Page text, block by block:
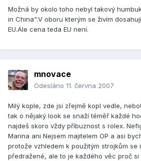
Možná by okolo toho nebyl takový
in China".V oboru kterým se živím
EU.Ale cena teda EU není.
mnovace
Odesláno 11. června 2007
Milý kople, zde jsi zřejmě kopl vedle,
tak o nějaký look se snaží téměř každé
najdeš skoro vždy příbuznost s rolex.
Marina ani Nejsem majitelem OP a asi
protože vzhledem k použitým strojkům se
předražené, ale to je každého věc proč si